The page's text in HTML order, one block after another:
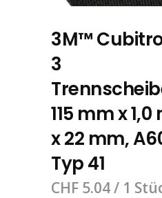
3M™
3
115 mm x
x 22 mm,
Typ 41
CHF 5.04/ 1